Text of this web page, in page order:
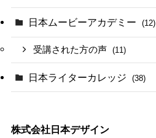
日本ムービーアカデミー (12)
受講された方の声 (11)
日本ライターカレッジ (38)
株式会社日本デザイン